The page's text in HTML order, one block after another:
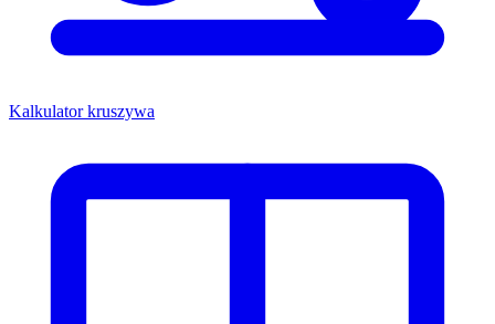
Kalkulator kruszywa